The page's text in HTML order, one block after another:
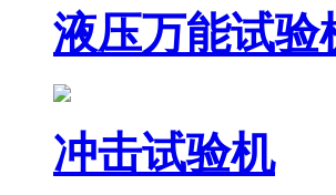
液压万能试验
冲击试验机